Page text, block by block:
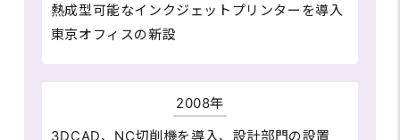
熱成型可能なインクジェットプリンターを導入
東京オフィスの新設
2008年
3DCAD、NC切削機を導入、設計部門の設置